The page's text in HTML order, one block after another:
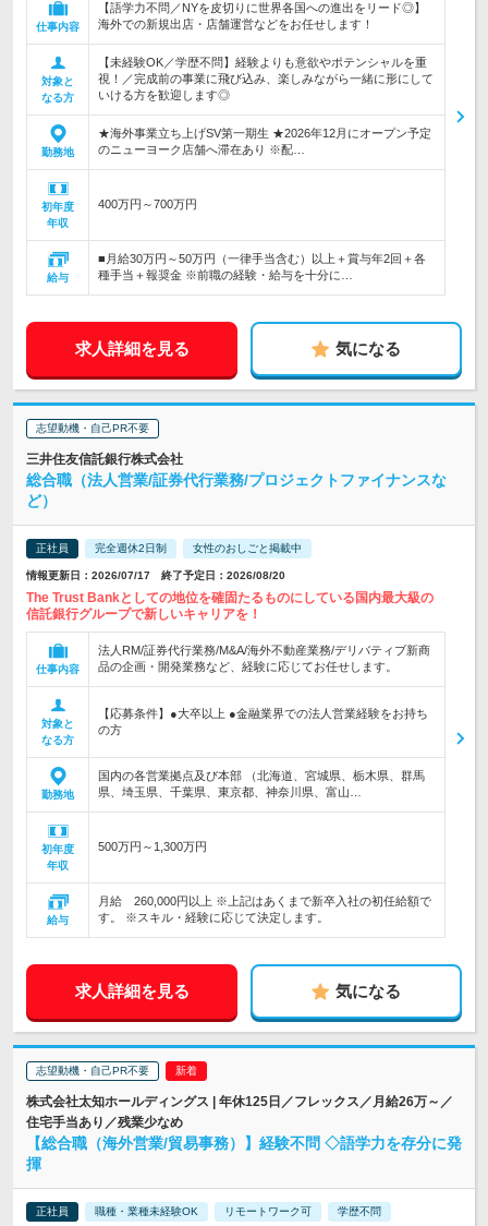
仕事内容
【語学力不問／NYを皮切りに世界各国への進出をリード◎】
海外での新規出店・店舗運営などをお任せします！
対象と
なる方
【未経験OK／学歴不問】経験よりも意欲やポテンシャルを重
視！／完成前の事業に飛び込み、楽しみながら一緒に形にして
いける方を歓迎します◎
勤務地
★海外事業立ち上げSV第一期生 ★2026年12月にオープン予定
のニューヨーク店舗へ滞在あり ※配…
初年度
年収
400万円～700万円
給与
■月給30万円～50万円（一律手当含む）以上＋賞与年2回＋各
種手当＋報奨金 ※前職の経験・給与を十分に…
求人詳細を見る 気になる
志望動機・自己PR不要
三井住友信託銀行株式会社
総合職（法人営業/証券代行業務/プロジェクトファイナンスな
ど）
正社員 完全週休2日制 女性のおしごと掲載中
情報更新日：2026/07/17 終了予定日：2026/08/20
The Trust Bankとしての地位を確固たるものにしている国内最大級の
信託銀行グループで新しいキャリアを！
仕事内容
法人RM/証券代行業務/M&A/海外不動産業務/デリバティブ新商
品の企画・開発業務など、経験に応じてお任せします。
対象と
なる方
【応募条件】●大卒以上 ●金融業界での法人営業経験をお持ち
の方
勤務地
国内の各営業拠点及び本部 （北海道、宮城県、栃木県、群馬
県、埼玉県、千葉県、東京都、神奈川県、富山…
初年度
年収
500万円～1,300万円
給与
月給 260,000円以上 ※上記はあくまで新卒入社の初任給額で
す。 ※スキル・経験に応じて決定します。
求人詳細を見る 気になる
志望動機・自己PR不要
株式会社太知ホールディングス | 年休125日／フレックス／月給26万～／
住宅手当あり／残業少なめ
【総合職（海外営業/貿易事務）】経験不問 ◇語学力を存分に発
揮
正社員 職種・業種未経験OK リモートワーク可 学歴不問